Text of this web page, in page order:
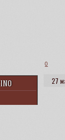
0
27